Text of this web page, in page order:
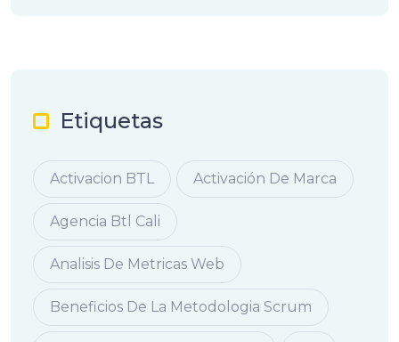
Etiquetas
Activacion BTL Activación De Marca
Agencia Btl Cali
Analisis De Metricas Web
Beneficios De La Metodologia Scrum